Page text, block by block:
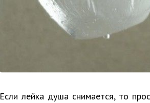
Если лейка душа снимается, то